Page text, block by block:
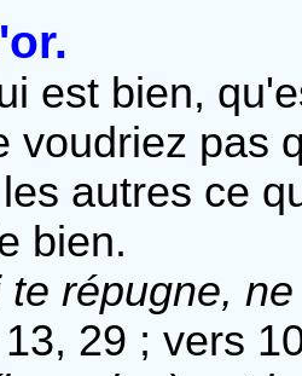
est bien,
voudriez pas
autres ce
bien.
te répugne,
13, 29 ; vers